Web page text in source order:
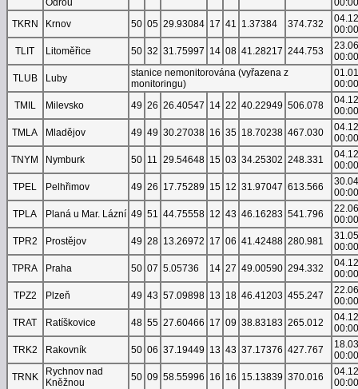
Odrou
00:00
TKRN
Krnov 50 05 29.93084 17 41 1.37384 374.732
00:00
TLIT
Litoměřice 50 32 31.75997 14 08 41.28217 244.753
00:00
TLUB
Luby
stanice nemonitorována (vyřazena z
monitoringu)
00:00
TMIL
Milevsko 49 26 26.40547 14 22 40.22949 506.078
00:00
TMLA
Mladějov 49 49 30.27038 16 35 18.70238 467.030
00:00
TNYM
Nymburk 50 11 29.54648 15 03 34.25302 248.331
00:00
TPEL
Pelhřimov 49 26 17.75289 15 12 31.97047 613.566
00:00
TPLA
Planá u Mar. Lázní 49 51 44.75558 12 43 46.16283 541.796
00:00
TPR2
Prostějov 49 28 13.26972 17 06 41.42488 280.981
00:00
TPRA
Praha 50 07 5.05736 14 27 49.00590 294.332
00:00
TPZ2
Plzeň 49 43 57.09898 13 18 46.41203 455.247
00:00
TRAT
Ratíškovice 48 55 27.60466 17 09 38.83183 265.012
00:00
TRK2
Rakovník 50 06 37.19449 13 43 37.17376 427.767
00:00
TRNK
Rychnov nad
Kněžnou
50 09 58.55996 16 16 15.13839 370.016
00:00